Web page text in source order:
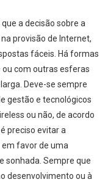
a decisão sobre a
provisão de Internet,
fáceis. Há formas
com outras esferas
Deve-se sempre
gestão e tecnológicos
ou não, de acordo
preciso evitar a
favor de uma
sonhada. Sempre que
desenvolvimento ou à